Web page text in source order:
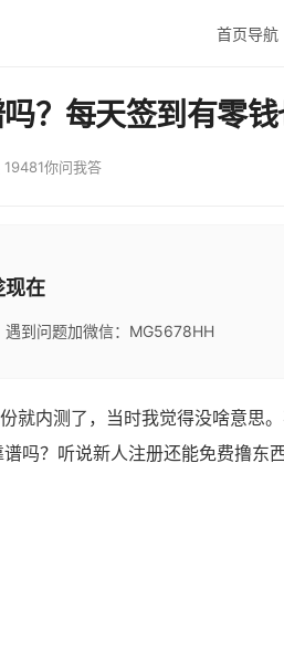
首页导航
？每天签到有零钱
19481你问我答
现在
遇到问题加微信：MG5678HH
就内测了，当时我觉得没啥意思
吗？听说新人注册还能免费撸东